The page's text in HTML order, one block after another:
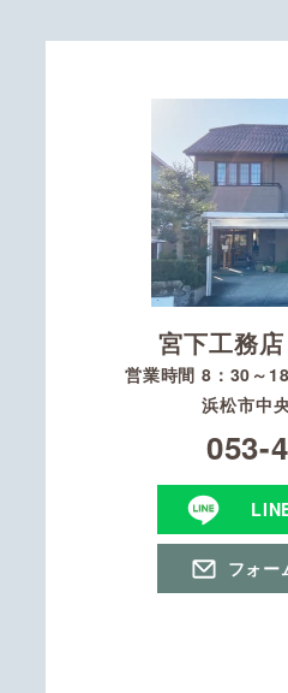
宮下工務
営業時間 8：30～
浜松市中
053-
フォー